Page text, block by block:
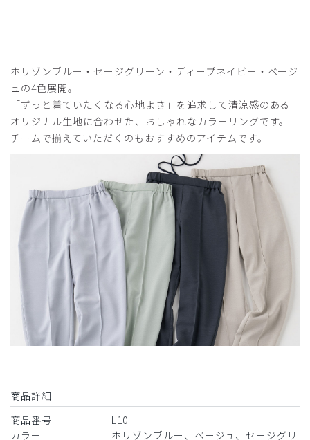
ホリゾンブルー・セージグリーン・ディープネイビー・ベージ
ュの4色展開。
「ずっと着ていたくなる心地よさ」を追求して清涼感のある
オリジナル生地に合わせた、おしゃれなカラーリングです。
チームで揃えていただくのもおすすめのアイテムです。
商品詳細
商品番号
L10
カラー
ホリゾンブルー、ベージュ、セージグリ